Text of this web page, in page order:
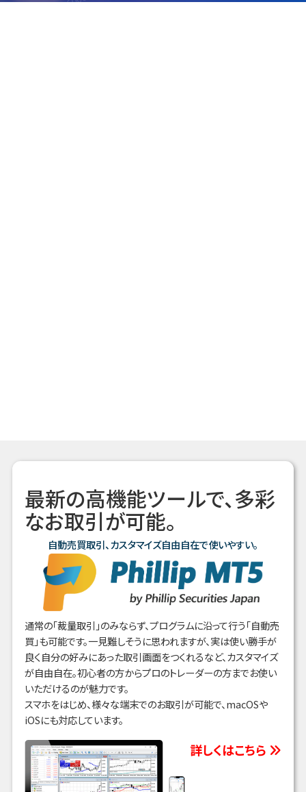
最新の高機能ツールで、多彩
なお取引が可能。
自動売買取引、カスタマイズ自由自在で使いやすい。
通常の「裁量取引」のみならず、プログラムに沿って行う「自動売
買」も可能です。一見難しそうに思われますが、実は使い勝手が
良く自分の好みにあった取引画面をつくれるなど、カスタマイズ
が自由自在。初心者の方からプロのトレーダーの方までお使い
いただけるのが魅力です。
スマホをはじめ、様々な端末でのお取引が可能で、macOSや
iOSにも対応しています。
詳しくはこちら